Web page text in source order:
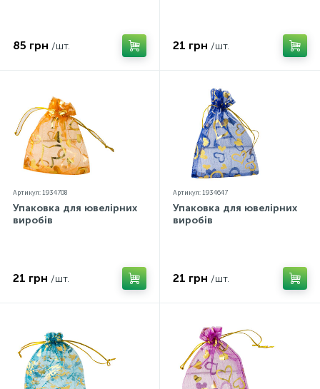
85 грн /шт. 21 грн /шт.
Артикул: 1934708
Упаковка для ювелірних
виробів
21 грн /шт.
Артикул: 1934647
Упаковка для ювелірних
виробів
21 грн /шт.